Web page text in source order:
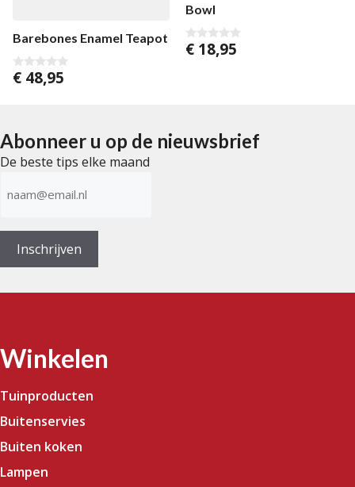
Barebones Enamel Teapot
0
v
€ 48,95
Bowl
0
v
€ 18,95
Abonneer u op de nieuwsbrief
De beste tips elke maand
mailadres(Vereist)
Inschrijven
Winkelen
Tuinproducten
Buitenservies
Buiten koken
Lampen